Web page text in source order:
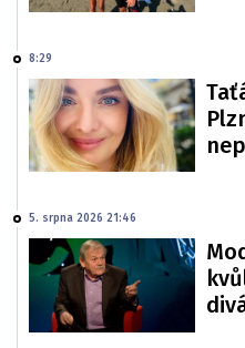
8:29
5. srpna 2026 21:46